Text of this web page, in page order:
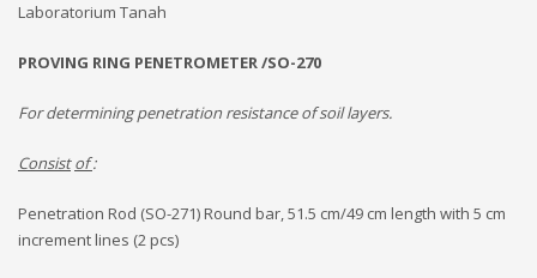
Laboratorium Tanah
PROVING RING PENETROMETER /SO-270
For determining penetration resistance of soil layers.
Consist of:
Penetration Rod (SO-271) Round bar, 51.5 cm/49 cm length with 5 cm
increment lines (2 pcs)